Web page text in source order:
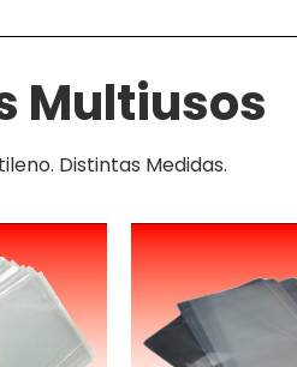
Multiusos
Distintas Medidas.